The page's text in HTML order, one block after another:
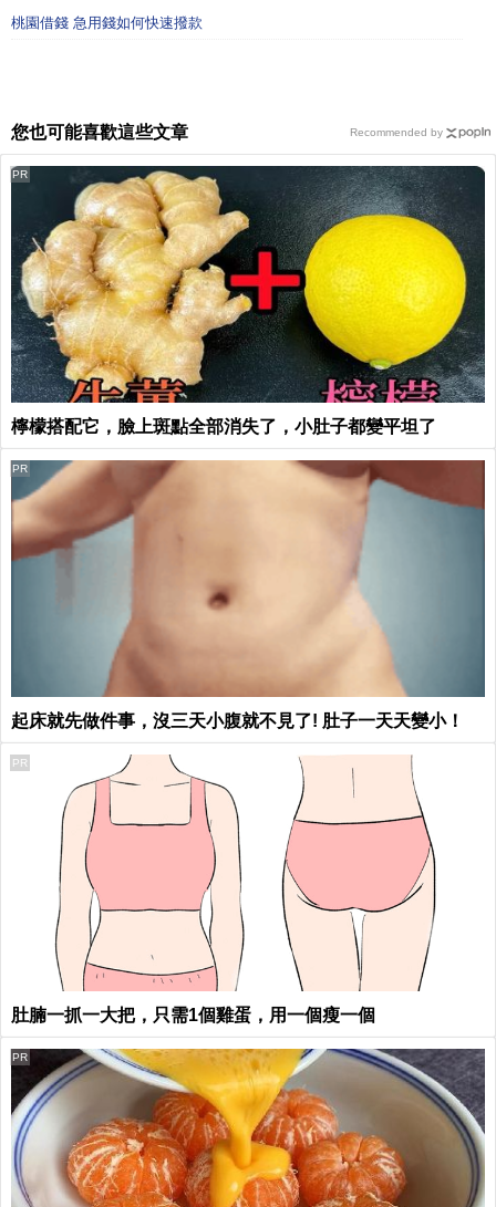
桃園借錢 急用錢如何快速撥款
您也可能喜歡這些文章
檸檬搭配它，臉上斑點全部消失了，小肚子都變平坦了
PR
起床就先做件事，沒三天小腹就不見了! 肚子一天天變小！
PR
肚腩一抓一大把，只需1個雞蛋，用一個瘦一個
PR
PR
Recommended by